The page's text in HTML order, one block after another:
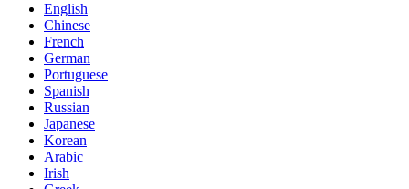
English
Chinese
French
German
Portuguese
Spanish
Russian
Japanese
Korean
Arabic
Irish